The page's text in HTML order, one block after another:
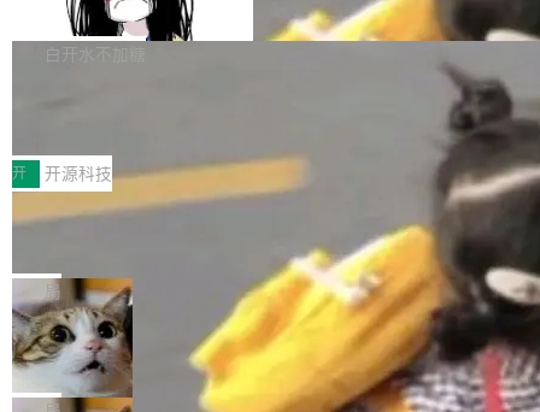
维基百科的替代方案。Lawfare 调查发现，无论
热门页面还是低关注度页面，均未出现近期更
erceptor…五六步之后才能看到第一行翻译文
本。 Solon 换了个方式。整个 i18n 模块围绕三
支持 UPDATE、MERGE INTO 与 Iceb
erg V3
Apache Doris 4.1 要补齐的，正是缺失的那一
半。在已有查询能力的基础上，Doris 进一步支
常维护操作，并完整支持 Iceberg V3 格式。
白开水不加糖
村国家自主创新示范区会议中心开幕。本届大会
由中关村智联软件服务业质量创新联盟主办，以
“智构可信·质创未来——AI原生时代的质量新范
式”为主题，直面AI从实验室走向规模化产业落地
的核心质量命题。会上，《2026智能研发生产力
工具选型手册》发布，Testin云测的Testin XAge
nt智能测试系统入选AI测试领域代表产品。对CI
O而言，这提示了一个转变：AI测试正在从效率
工具升级为企业的质量基础设施。 CIO面对的新
开 开源科技
让非法状态不可表示：一篇关于 ADT
有一种东西，一旦用过就回不去了。Alex Fedos
eev 管它叫"软件设计的基石"。 他说的东西不新
鲜——代数数据类型（ADT），尤其是和类型
（sum type）。但他说清楚了一件事：这不是类
型系统的学术体操，是日常编码的思维方式。 文
章从一个简单的例子切入。一个网站的深色主题
局
Cloudflare 开源内部企业 AI 平台 Clou
dflare OS
Cloudflare 发布了一个开源项目 Cloudflare O
S。如果你只看官方博客，你会觉得这是又一